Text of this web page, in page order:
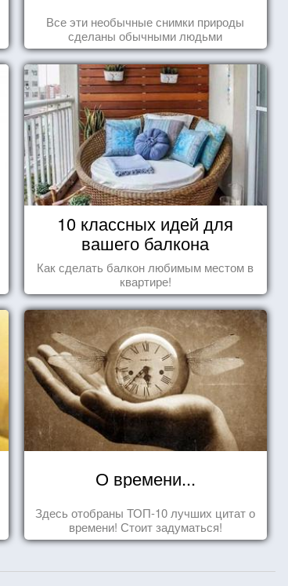
Все эти необычные снимки природы
сделаны обычными людьми
10 классных идей для
вашего балкона
Как сделать балкон любимым местом в
квартире!
О времени...
Здесь отобраны ТОП-10 лучших цитат о
времени! Стоит задуматься!